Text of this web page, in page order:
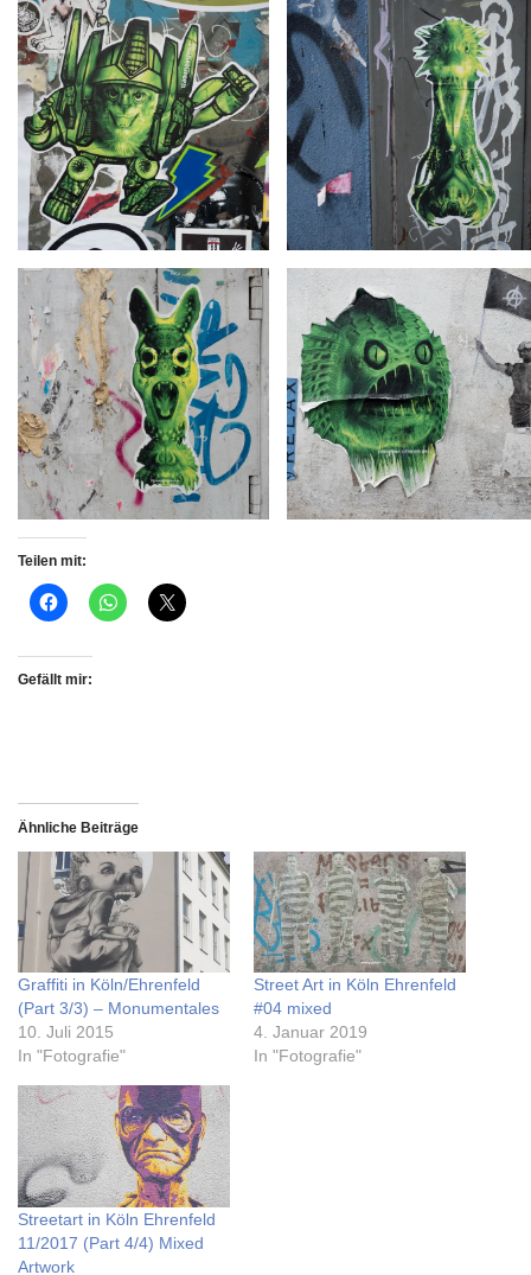
Teilen mit:
Gefällt mir:
Ähnliche Beiträge
Graffiti in Köln/Ehrenfeld
(Part 3/3) – Monumentales
10. Juli 2015
In "Fotografie"
Street Art in Köln Ehrenfeld
#04 mixed
4. Januar 2019
In "Fotografie"
Streetart in Köln Ehrenfeld
11/2017 (Part 4/4) Mixed
Artwork